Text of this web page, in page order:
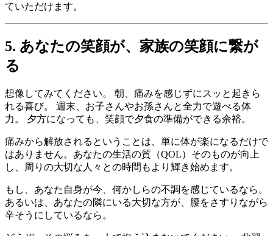
ていただけます。
5. あなたの笑顔が、家族の笑顔に繋が
る
想像してみてください。 朝、痛みを感じずにスッと起きら
れる喜び。 週末、お子さんやお孫さんと全力で遊べる体
力。 夕方になっても、笑顔で夕食の準備ができる余裕。
痛みから解放されるということは、単に体が楽になるだけで
はありません。あなたの生活の質（QOL）そのものが向上
し、周りの大切な人々との時間もより輝き始めます。
もし、あなた自身が今、何かしらの不調を感じているなら。
あるいは、あなたの隣にいる大切な方が、腰をさすりながら
辛そうにしているなら。